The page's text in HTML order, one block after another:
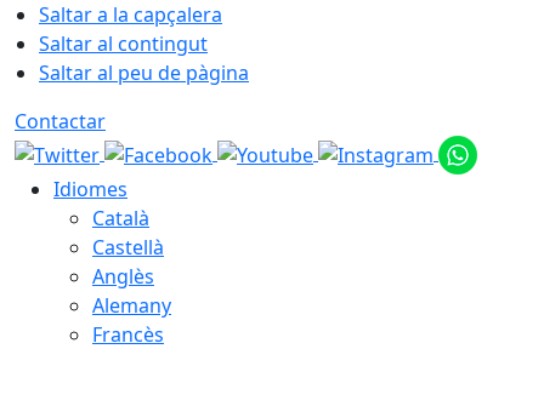
Saltar a la capçalera
Saltar al contingut
Saltar al peu de pàgina
Contactar
Idiomes
Català
Castellà
Anglès
Alemany
Francès